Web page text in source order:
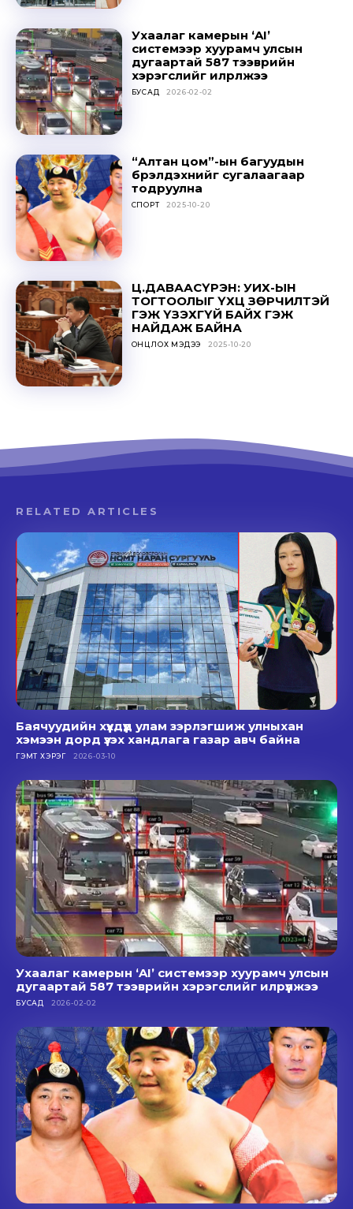
Ухаалаг камерын ‘AI’
системээр хуурамч улсын
дугаартай 587 тээврийн
хэрэгслийг илрүүлжээ
БУСАД 2026-02-02
“Алтан цом”-ын багуудын
бүрэлдэхүүнийг сугалаагаар
тодруулна
СПОРТ 2025-10-20
Ц.ДАВААСҮРЭН: УИХ-ЫН
ТОГТООЛЫГ ҮХЦ ЗӨРЧИЛТЭЙ
ГЭЖ ҮЗЭХГҮЙ БАЙХ ГЭЖ
НАЙДАЖ БАЙНА
ОНЦЛОХ МЭДЭЭ 2025-10-20
RELATED ARTICLES
Баячуудийн хүүхдүүд улам зэрлэгшиж улныхан
хэмээн дорд үзэх хандлага газар авч байна
ГЭМТ ХЭРЭГ 2026-03-10
Ухаалаг камерын ‘AI’ системээр хуурамч улсын
дугаартай 587 тээврийн хэрэгслийг илрүүлжээ
БУСАД 2026-02-02